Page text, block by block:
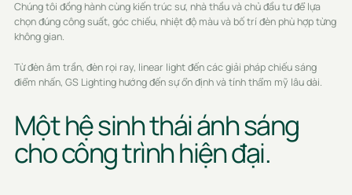
Chúng tôi đồng hành cùng kiến trúc sư, nhà thầu và chủ đầu tư để lựa
chọn đúng công suất, góc chiếu, nhiệt độ màu và bố trí đèn phù hợp từng
không gian.
Từ đèn âm trần, đèn rọi ray, linear light đến các giải pháp chiếu sáng
điểm nhấn, GS Lighting hướng đến sự ổn định và tính thẩm mỹ lâu dài.
Một hệ sinh thái ánh sáng
cho công trình hiện đại.